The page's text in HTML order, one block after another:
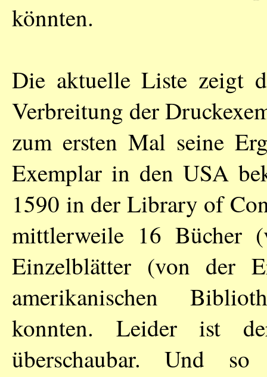
könnten.
Die aktuelle Liste zeigt
Verbreitung der
zum ersten Mal seine
Exemplar in den USA
1590 in der Library of
mittlerweile 16 Bücher
Einzelblätter (von der
amerikanischen
konnten. Leider ist
überschaubar. Und